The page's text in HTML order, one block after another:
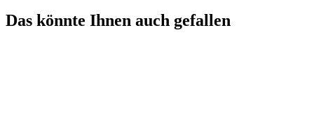
Das könnte Ihnen auch gefallen